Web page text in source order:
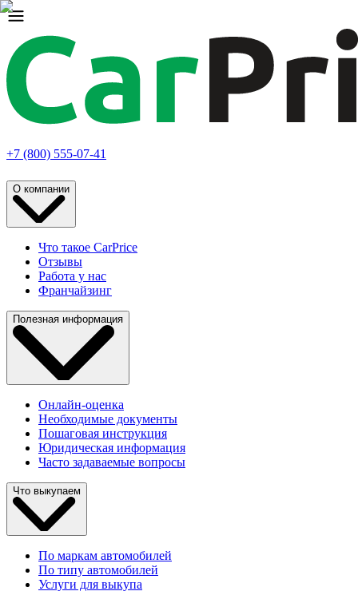
+7 (800) 555-07-41
О компании
Что такое CarPrice
Отзывы
Работа у нас
Франчайзинг
Полезная информация
Онлайн-оценка
Необходимые документы
Пошаговая инструкция
Юридическая информация
Часто задаваемые вопросы
Что выкупаем
По маркам автомобилей
По типу автомобилей
Услуги для выкупа